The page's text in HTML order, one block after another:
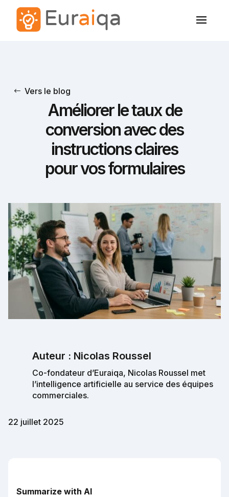
Vers le blog
Améliorer le taux de
conversion avec des
instructions claires
pour vos formulaires
Auteur : Nicolas Roussel
Co-fondateur d’Euraiqa, Nicolas Roussel met
l’intelligence artificielle au service des équipes
commerciales.
22 juillet 2025
Summarize with AI